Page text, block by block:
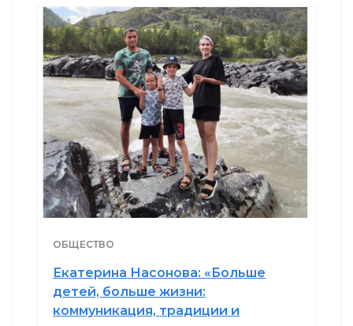
ОБЩЕСТВО
Екатерина Насонова: «Больше
детей, больше жизни:
коммуникация, традиции и